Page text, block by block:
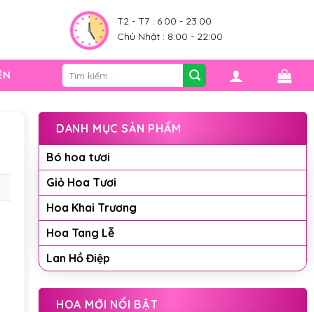
T2 - T7 : 6:00 - 23:00
Chủ Nhật : 8:00 - 22:00
Tìm
kiếm:
DANH MỤC SẢN PHẨM
Bó hoa tươi
Giỏ Hoa Tươi
Hoa Khai Trương
Hoa Tang Lễ
Lan Hồ Điệp
HOA MỚI NỔI BẬT